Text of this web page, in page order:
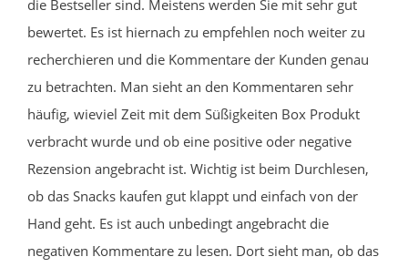
die Bestseller sind. Meistens werden Sie mit sehr gut
bewertet. Es ist hiernach zu empfehlen noch weiter zu
recherchieren und die Kommentare der Kunden genau
zu betrachten. Man sieht an den Kommentaren sehr
häufig, wieviel Zeit mit dem Süßigkeiten Box Produkt
verbracht wurde und ob eine positive oder negative
Rezension angebracht ist. Wichtig ist beim Durchlesen,
ob das Snacks kaufen gut klappt und einfach von der
Hand geht. Es ist auch unbedingt angebracht die
negativen Kommentare zu lesen. Dort sieht man, ob das